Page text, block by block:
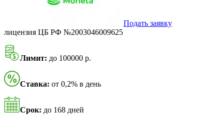
Подать заявку
лицензия ЦБ РФ №2003046009625
Лимит: до 100000 р.
Ставка: от 0,2% в день
Срок: до 168 дней